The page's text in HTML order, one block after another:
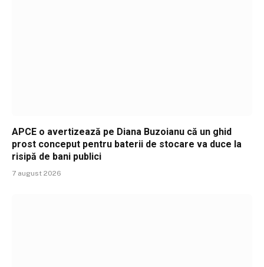
APCE o avertizează pe Diana Buzoianu că un ghid
prost conceput pentru baterii de stocare va duce la
risipă de bani publici
7 august 2026